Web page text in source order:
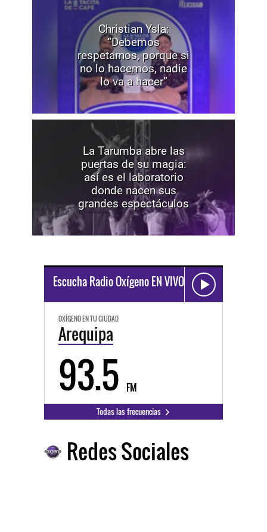
Christian Ysla:
“Debemos
respetarnos, porque si
no lo hacemos, nadie
lo va a hacer”
La Tarumba abre las
puertas de su magia:
así es el laboratorio
donde nacen sus
grandes espectáculos
Escucha Radio Oxígeno EN VIVO
OXÍGENO EN TU CIUDAD
Arequipa
93.5 FM
Todas las frecuencias
Redes Sociales